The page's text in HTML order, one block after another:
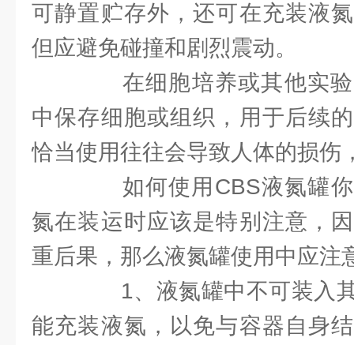
可静置贮存外，还可在充装液
但应避免碰撞和剧烈震动。
在细胞培养或其他实验
中保存细胞或组织，用于后续
恰当使用往往会导致人体的损伤
如何使用CBS液氮罐你
氮在装运时应该是特别注意，
重后果，那么液氮罐使用中应注
1、液氮罐中不可装入其
能充装液氮，以免与容器自身